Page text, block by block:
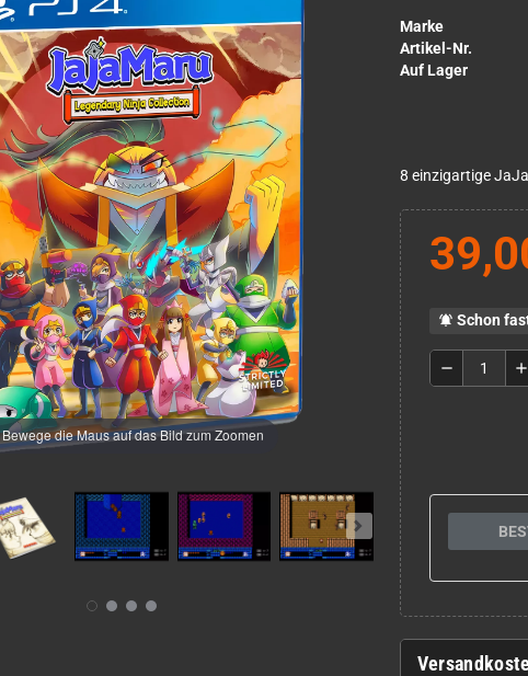
Bewege die Maus auf das Bild zum Zoomen
Marke
Artikel-Nr.
Auf Lager
8 einzigartige
notifications_active Schon
remove add